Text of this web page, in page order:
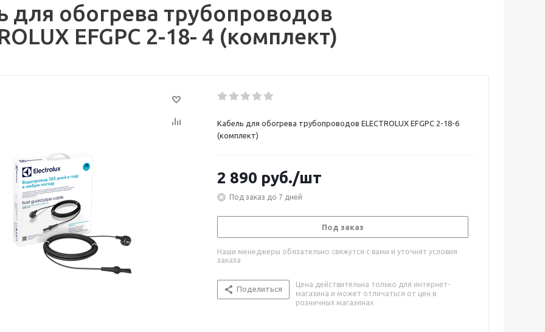
для обогрева трубопроводов
EFGPC 2-18- 4 (комплект)
Кабель для обогрева трубопроводов ELECTROLUX EFGPC 2-18-6
(комплект)
2 890 руб./шт
Под заказ до 7 дней
Под заказ
Наши менеджеры обязательно свяжутся с вами и уточнят условия
заказа
Поделиться
Цена действительна только для интернет-
магазина и может отличаться от цен в
розничных магазинах